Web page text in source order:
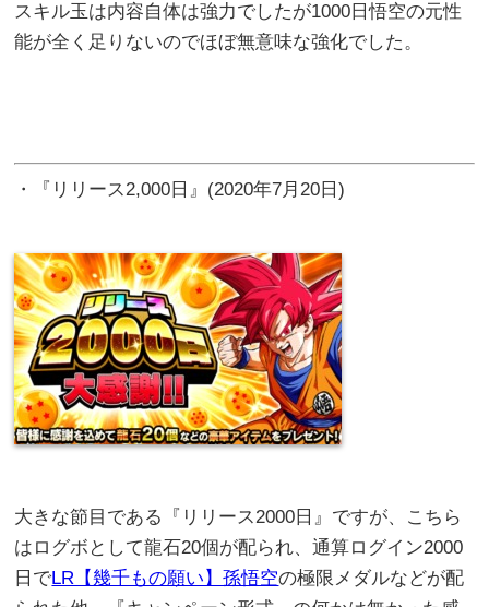
スキル玉は内容自体は強力でしたが1000日悟空の元性
能が全く足りないのでほぼ無意味な強化でした。
・『リリース2,000日』(2020年7月20日)
大きな節目である『リリース2000日』ですが、こちら
はログボとして龍石20個が配られ、通算ログイン2000
日でLR【幾千もの願い】孫悟空の極限メダルなどが配